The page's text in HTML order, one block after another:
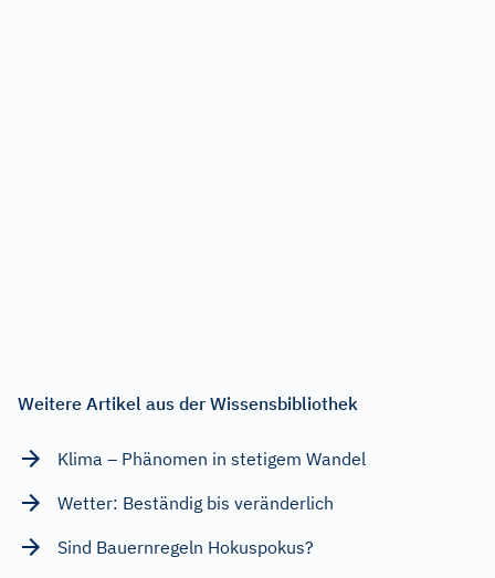
Weitere Artikel aus der Wissensbibliothek
Klima – Phänomen in stetigem Wandel
Wetter: Beständig bis veränderlich
Sind Bauernregeln Hokuspokus?